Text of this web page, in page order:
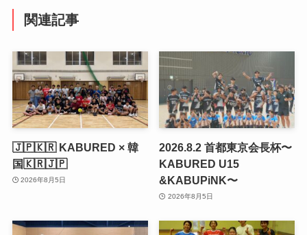
関連記事
🇯🇵🇰🇷 KABURED × 韓
国🇰🇷🇯🇵
2026年8月5日
2026.8.2 首都東京会長杯〜
KABURED U15
&KABUPiNK〜
2026年8月5日